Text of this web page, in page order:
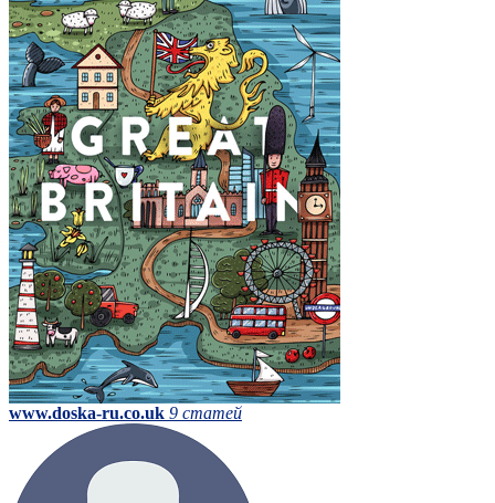
www.doska-ru.co.uk 9 статей